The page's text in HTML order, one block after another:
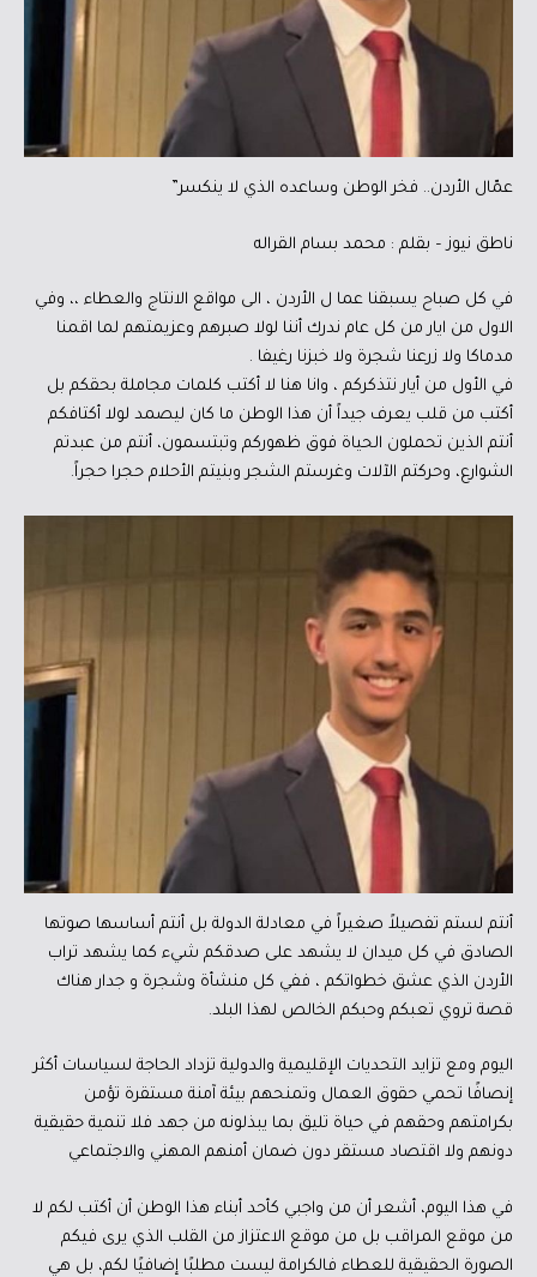
عمّال الأردن.. فخر الوطن وساعده الذي لا ينكسر”
ناطق نيوز – بقلم : محمد بسام القراله
في كل صباح يسبقنا عما ل الأردن ، الى مواقع الانتاج والعطاء ،، وفي
الاول من ايار من كل عام ندرك أننا لولا صبرهم وعزيمتهم لما اقمنا
مدماكا ولا زرعنا شجرة ولا خبزنا رغيفا .
في الأول من أيار نتذكركم ، وانا هنا لا أكتب كلمات مجاملة بحقكم بل
أكتب من قلب يعرف جيداً أن هذا الوطن ما كان ليصمد لولا أكتافكم
أنتم الذين تحملون الحياة فوق ظهوركم وتبتسمون، أنتم من عبدتم
الشوارع، وحركتم الآلات وغرستم الشجر وبنيتم الأحلام حجرا حجراً.
أنتم لستم تفصيلاً صغيراً في معادلة الدولة بل أنتم أساسها صوتها
الصادق في كل ميدان لا يشهد على صدقكم شيء كما يشهد تراب
الأردن الذي عشق خطواتكم ، ففي كل منشأة وشجرة و جدار هناك
قصة تروي تعبكم وحبكم الخالص لهذا البلد.
اليوم ومع تزايد التحديات الإقليمية والدولية تزداد الحاجة لسياسات أكثر
إنصافًا تحمي حقوق العمال وتمنحهم بيئة آمنة مستقرة تؤمن
بكرامتهم وحقهم في حياة تليق بما يبذلونه من جهد فلا تنمية حقيقية
دونهم ولا اقتصاد مستقر دون ضمان أمنهم المهني والاجتماعي
في هذا اليوم، أشعر أن من واجبي كأحد أبناء هذا الوطن أن أكتب لكم لا
من موقع المراقب بل من موقع الاعتزاز من القلب الذي يرى فيكم
الصورة الحقيقية للعطاء فالكرامة ليست مطلبًا إضافيًا لكم، بل هي